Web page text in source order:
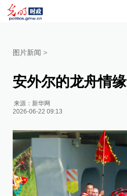
图片新闻 >
安外尔的龙舟情缘
来源： 新华网
2026-06-22 09:13